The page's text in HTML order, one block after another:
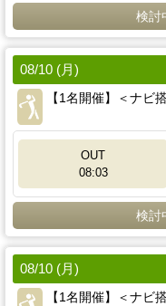
検討
08/10 (月)
【1名開催】＜ナビ
OUT
08:03
検討
08/10 (月)
【1名開催】＜ナビ